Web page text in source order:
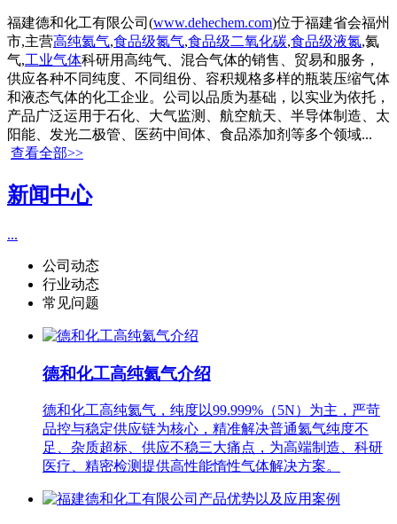
福建德和化工有限公司(www.dehechem.com)位于福建省会福州
市,主营高纯氦气,食品级氮气,食品级二氧化碳,食品级液氮,氦
气,工业气体科研用高纯气、混合气体的销售、贸易和服务，
供应各种不同纯度、不同组份、容积规格多样的瓶装压缩气体
和液态气体的化工企业。公司以品质为基础，以实业为依托，
产品广泛运用于石化、大气监测、航空航天、半导体制造、太
阳能、发光二极管、医药中间体、食品添加剂等多个领域...
查看全部>>
新闻中心
...
公司动态
行业动态
常见问题
德和化工高纯氦气介绍
德和化工高纯氦气，纯度以99.999%（5N）为主，严苛
品控与稳定供应链为核心，精准解决普通氦气纯度不
足、杂质超标、供应不稳三大痛点，为高端制造、科研
医疗、精密检测提供高性能惰性气体解决方案。